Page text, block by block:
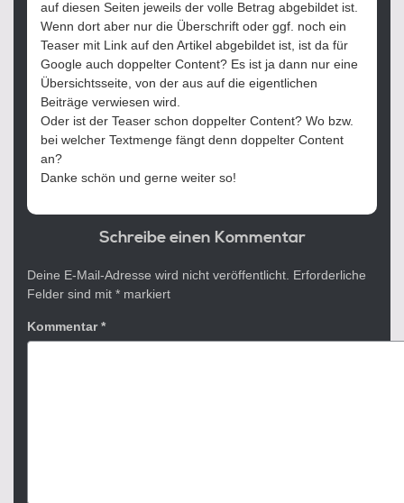
auf diesen Seiten jeweils der volle Betrag abgebildet ist.
Wenn dort aber nur die Überschrift oder ggf. noch ein
Teaser mit Link auf den Artikel abgebildet ist, ist da für
Google auch doppelter Content? Es ist ja dann nur eine
Übersichtsseite, von der aus auf die eigentlichen
Beiträge verwiesen wird.
Oder ist der Teaser schon doppelter Content? Wo bzw.
bei welcher Textmenge fängt denn doppelter Content
an?
Danke schön und gerne weiter so!
Schreibe einen Kommentar
Deine E-Mail-Adresse wird nicht veröffentlicht. Erforderliche
Felder sind mit * markiert
Kommentar*